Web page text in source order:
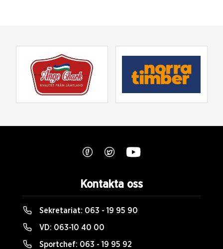
Kontakta oss
Sekretariat: 063 - 19 95 90
VD: 063-10 40 00
Sportchef: 063 - 19 95 92